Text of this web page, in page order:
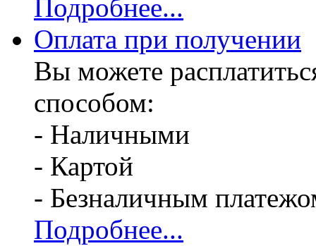
Подробнее...
Оплата при получении
Вы можете
способом:
- Наличными
- Картой
- Безналичным
Подробнее...